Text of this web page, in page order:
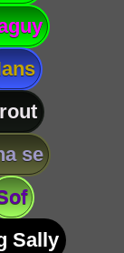
se
Sally